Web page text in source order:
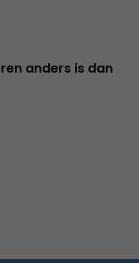
anders is dan